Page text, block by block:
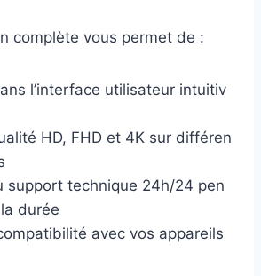
complète vous permet de :
l’interface utilisateur intuitiv
HD, FHD et 4K sur différen
support technique 24h/24 pen
durée
avec vos appareils